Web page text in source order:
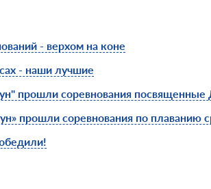
- верхом на коне
- наши лучшие
прошли соревнования
прошли соревнования по плаванию